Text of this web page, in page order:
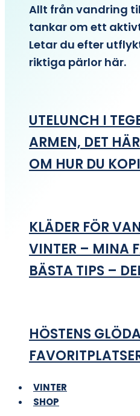
Allt från vandring
tankar om ett
Letar du efter
riktiga pärlor här.
UTELUNCH I
ARMEN, DET
OM HUR DU
KLÄDER FÖR
VINTER – MINA
BÄSTA TIPS –
HÖSTENS
VINTER
SHOP